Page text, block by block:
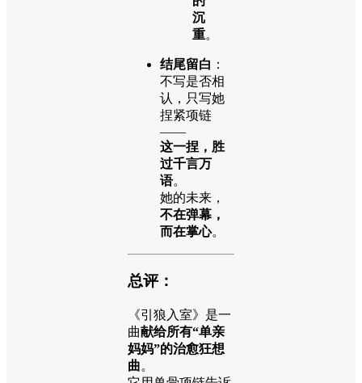
沉
重。
结尾留白 ：
不写是否相
认，只写她
捏紧项链
——
这一捏，胜
过千言万
语。
她的未来，
不在弹幕，
而在掌心。
总评：
《引狼入室》是一
曲献给所有“单亲
妈妈”的治愈狂想
曲。